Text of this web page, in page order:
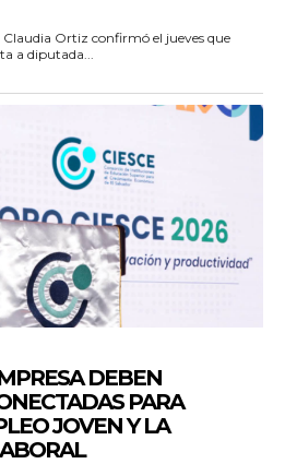
Ortiz confirmó el jueves que
a diputada...
DEBEN
PARA
JOVEN Y LA